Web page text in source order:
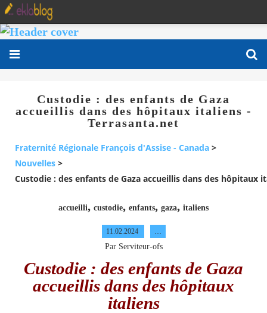
Custodie : des enfants de Gaza
accueillis dans des hôpitaux italiens -
Terrasanta.net
Fraternité Régionale François d'Assise - Canada >
Nouvelles >
Custodie : des enfants de Gaza accueillis dans des hôpitaux
accueilli, custodie, enfants, gaza, italiens
11.02.2024
Par Serviteur-ofs
Custodie : des enfants de Gaza
accueillis dans des hôpitaux
italiens